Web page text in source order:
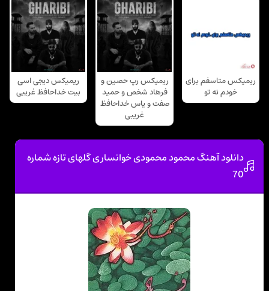
ریمیکس متاسفم برای
خودم نه تو
ریمیکس رپ حصین و
فرهاد شخص و حمید
صفت و یاس خداحافظ
غریبی
ریمیکس دیجی اسی
بیت خداحافظ غریبی
دانلود آهنگ محمود محمودی خوانساری گلهای تازه شماره
70